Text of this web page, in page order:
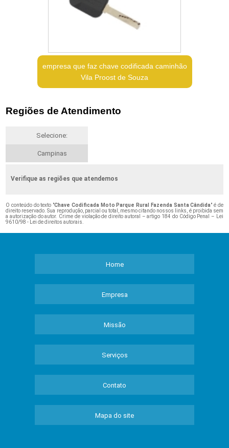
empresa que faz chave codificada caminhão
Vila Proost de Souza
Regiões de Atendimento
Selecione:
Campinas
Verifique as regiões que atendemos
O conteúdo do texto "Chave Codificada Moto Parque Rural Fazenda Santa Cândida" é de
direito reservado. Sua reprodução, parcial ou total, mesmo citando nossos links, é proibida sem
a autorização do autor. Crime de violação de direito autoral – artigo 184 do Código Penal –
Lei
9610/98 - Lei de direitos autorais
Home
Empresa
Missão
Serviços
Contato
Mapa do site